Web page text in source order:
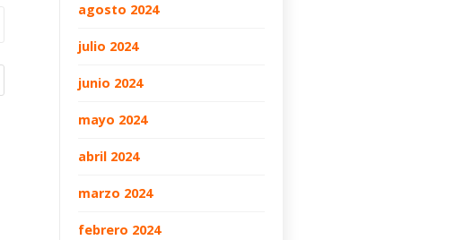
agosto 2024
julio 2024
junio 2024
mayo 2024
abril 2024
marzo 2024
febrero 2024